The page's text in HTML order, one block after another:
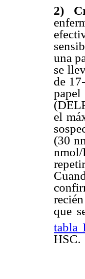
2)
una
se
de
el
(30
que
tabla
HSC.